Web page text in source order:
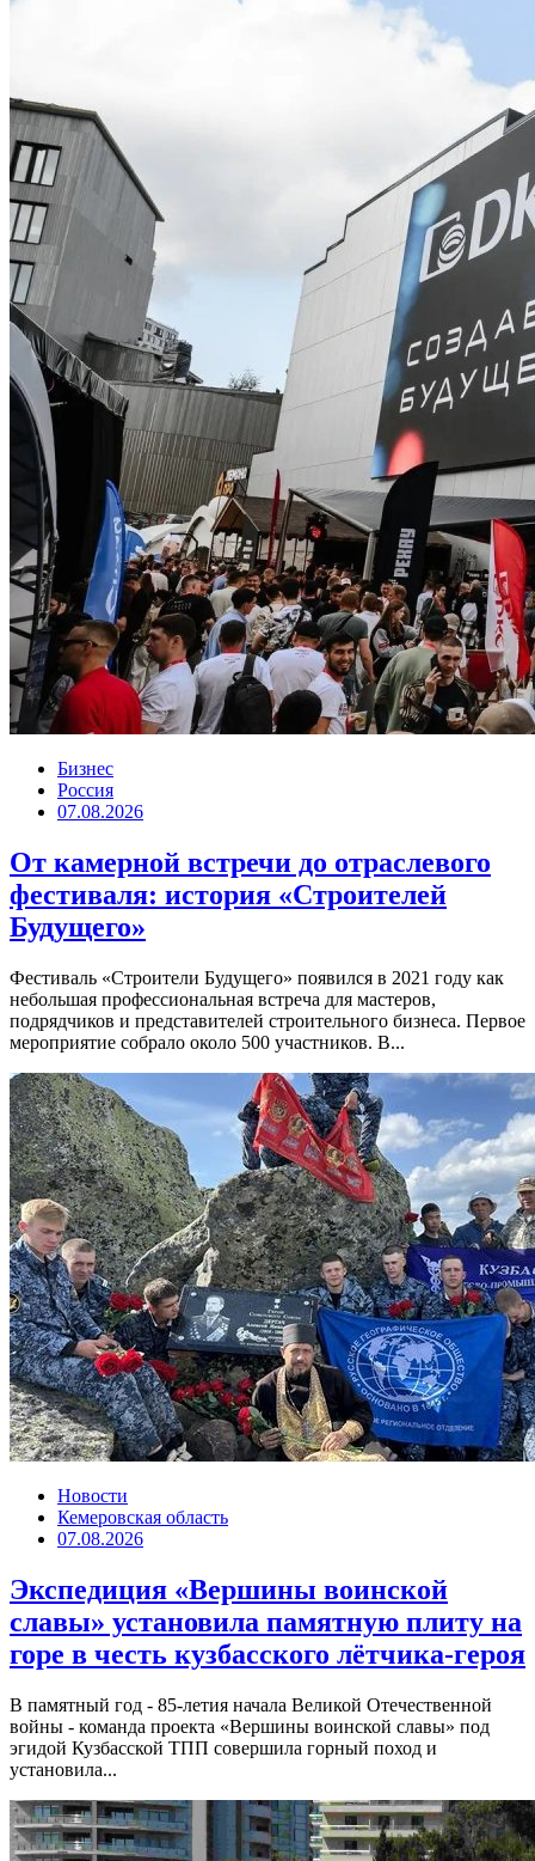
Бизнес
Россия
07.08.2026
От камерной встречи до отраслевого
фестиваля: история «Строителей
Будущего»
Фестиваль «Строители Будущего» появился в 2021 году как
небольшая профессиональная встреча для мастеров,
подрядчиков и представителей строительного бизнеса. Первое
мероприятие собрало около 500 участников. В...
Новости
Кемеровская область
07.08.2026
Экспедиция «Вершины воинской
славы» установила памятную плиту на
горе в честь кузбасского лётчика-героя
В памятный год - 85-летия начала Великой Отечественной
войны - команда проекта «Вершины воинской славы» под
эгидой Кузбасской ТПП совершила горный поход и
установила...